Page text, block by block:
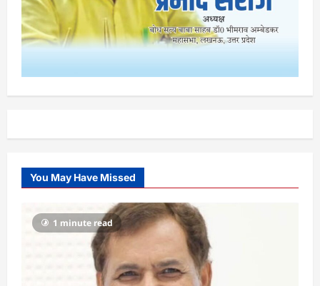
You May Have Missed
1 minute read